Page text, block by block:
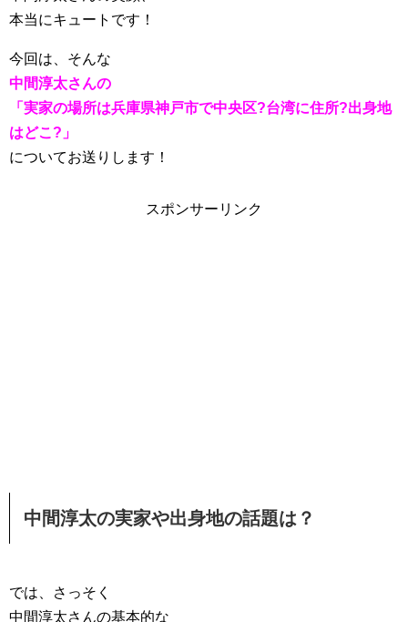
本当にキュートです！
今回は、そんな
中間淳太さんの
「実家の場所は兵庫県神戸市で中央区?台湾に住所?出身地
はどこ?」
についてお送りします！
スポンサーリンク
中間淳太の実家や出身地の話題は？
では、さっそく
中間淳太さんの基本的な